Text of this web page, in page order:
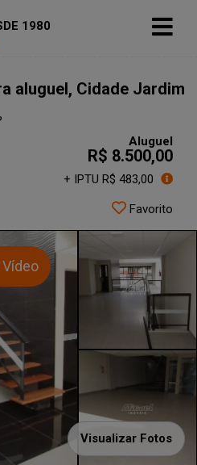
1980
aluguel, Cidade Jardim
Aluguel
R$ 8.500,00
+ IPTU R$ 483,00
Favorito
Visualizar Fotos